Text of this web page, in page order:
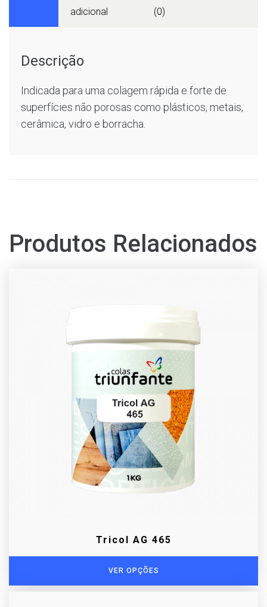
adicional
(0)
Descrição
Indicada para uma colagem rápida e forte de
superfícies não porosas como plásticos, metais,
cerâmica, vidro e borracha.
Produtos Relacionados
Tricol AG 465
VER OPÇÕES